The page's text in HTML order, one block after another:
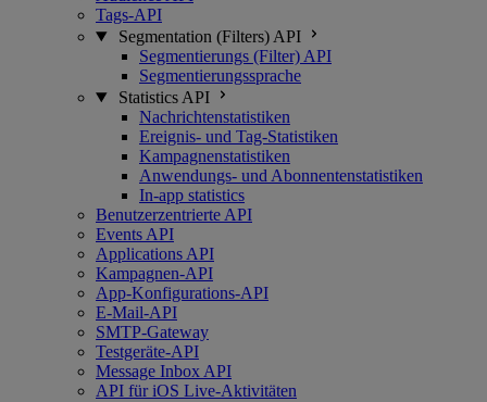
Tags-API
Segmentation (Filters) API
Segmentierungs (Filter) API
Segmentierungssprache
Statistics API
Nachrichtenstatistiken
Ereignis- und Tag-Statistiken
Kampagnenstatistiken
Anwendungs- und Abonnentenstatistiken
In-app statistics
Benutzerzentrierte API
Events API
Applications API
Kampagnen-API
App-Konfigurations-API
E-Mail-API
SMTP-Gateway
Testgeräte-API
Message Inbox API
API für iOS Live-Aktivitäten